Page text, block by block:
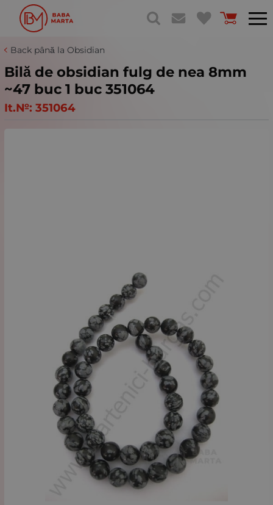
Back până la Obsidian
Bilă de obsidian fulg de nea 8mm
~47 buc 1 buc 351064
It.№: 351064